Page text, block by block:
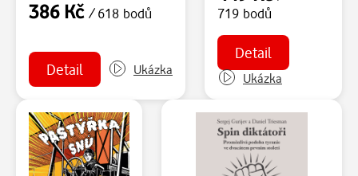
386 Kč / 618 bodů
Detail Ukázka
719 bodů
Detail
Ukázka